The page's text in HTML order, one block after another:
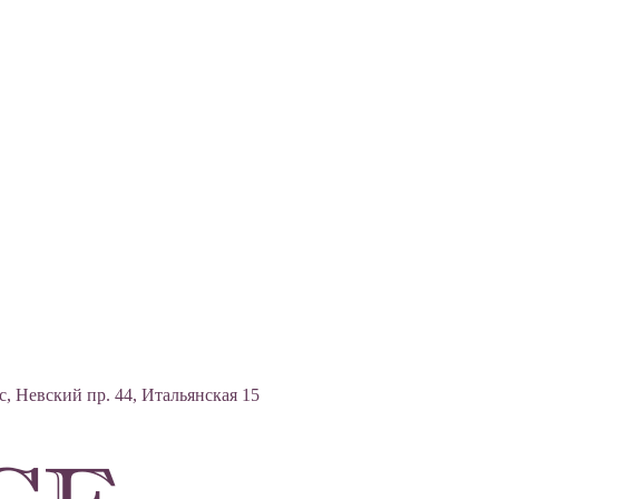
Невский пр. 44, Итальянская 15